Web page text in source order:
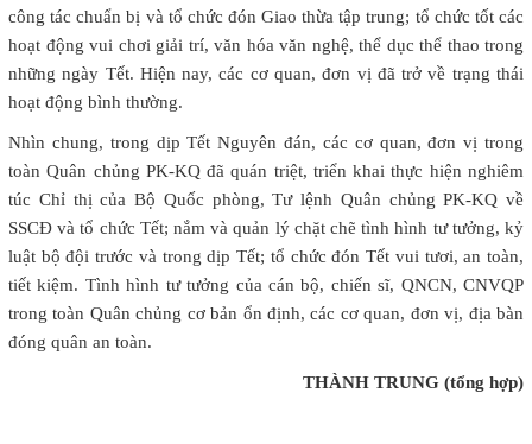
công tác chuẩn bị và tổ chức đón Giao thừa tập trung; tổ chức tốt các
hoạt động vui chơi giải trí, văn hóa văn nghệ, thể dục thể thao trong
những ngày Tết. Hiện nay, các cơ quan, đơn vị đã trở về trạng thái
hoạt động bình thường.
Nhìn chung, trong dịp Tết Nguyên đán, các cơ quan, đơn vị trong
toàn Quân chủng PK-KQ đã quán triệt, triển khai thực hiện nghiêm
túc Chỉ thị của Bộ Quốc phòng, Tư lệnh Quân chủng PK-KQ về
SSCĐ và tổ chức Tết; nắm và quản lý chặt chẽ tình hình tư tưởng, kỷ
luật bộ đội trước và trong dịp Tết; tổ chức đón Tết vui tươi, an toàn,
tiết kiệm. Tình hình tư tưởng của cán bộ, chiến sĩ, QNCN, CNVQP
trong toàn Quân chủng cơ bản ổn định, các cơ quan, đơn vị, địa bàn
đóng quân an toàn.
THÀNH TRUNG (tổng hợp)